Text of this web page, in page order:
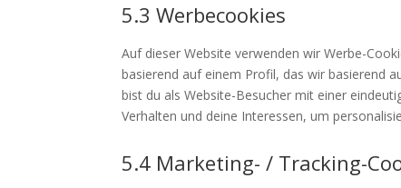
5.3 Werbecookies
Auf dieser Website verwenden wir Werbe-
basierend auf einem Profil, das wir basierend
bist du als Website-Besucher mit einer
Verhalten und deine Interessen, um
5.4 Marketing- / Tracking-